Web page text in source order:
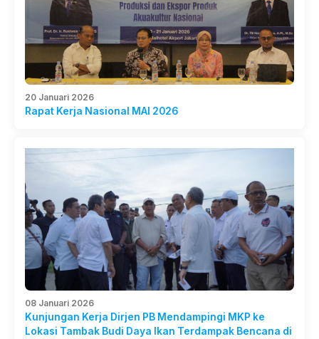
20 Januari 2026
Rapat Kerja Nasional MAI 2026
08 Januari 2026
Kunjungan Kerja Dirjen PB Mendampingi MKP ke
Lokasi Tambak Budi Daya Ikan Terdampak Bencana di